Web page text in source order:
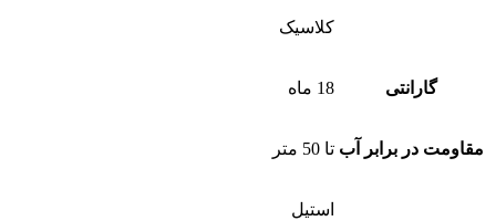
کلاسیک
گارانتی 18 ماه
مقاومت در برابر آب تا 50 متر
استیل